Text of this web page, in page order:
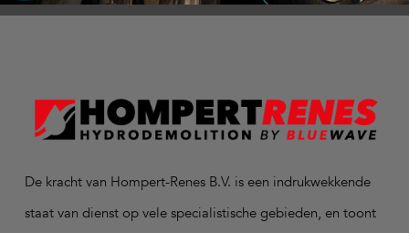
De kracht van Hompert-Renes B.V. is een indrukwekkende
staat van dienst op vele specialistische gebieden, en toont